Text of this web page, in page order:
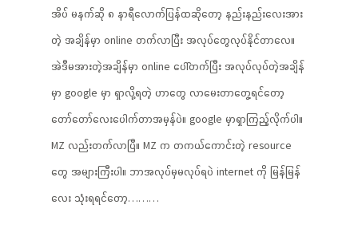
အိပ် မနက်ဆို ၈ နာရီလောက်ပြန်ထဆိုတော့ နည်းနည်းလေးအား
တဲ့ အချိန်မှာ online တက်လာပြီး အလုပ်တွေလုပ်နိုင်တာလေ။
အဲဒီမအားတဲ့အချိန်မှာ online ပေါ်တက်ပြီး အလုပ်လုပ်တဲ့အချိန်
မှာ google မှာ ရှာလို့ရတဲ့ ဟာတွေ လာမေးတာတွေ့ရင်တော့
တော်တော်လေးပေါက်တာအမှန်ပဲ။ google မှာရှာကြည့်လိုက်ပါ။
MZ လည်းတက်လာပြီ။ MZ က တကယ်ကောင်းတဲ့ resource
တွေ အများကြီးပါ။ ဘာအလုပ်မှမလုပ်ရပဲ internet ကို မြန်မြန်
လေး သုံးရရင်တော့………